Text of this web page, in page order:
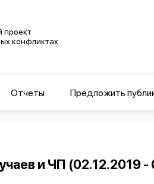
проект
конфликтах
Отчеты Предложить
и ЧП (02.12.2019 -